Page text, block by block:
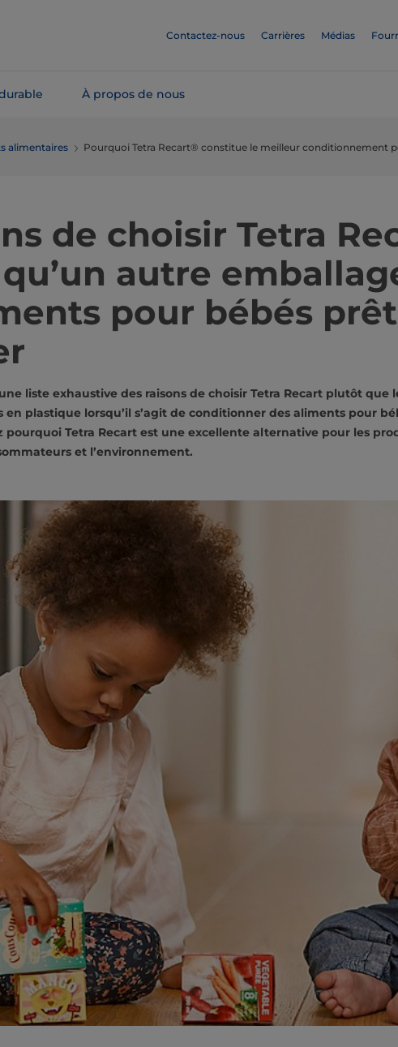
Contactez-nous Carrières Médias
À propos de nous
alimentaires Pourquoi Tetra Recart® constitue le meilleur conditionnement
de choisir Tetra
autre
pour bébés
liste exhaustive des raisons de choisir Tetra Recart plutôt que
en plastique lorsqu’il s’agit de conditionner des aliments pour
pourquoi Tetra Recart est une excellente alternative pour les
et l’environnement.